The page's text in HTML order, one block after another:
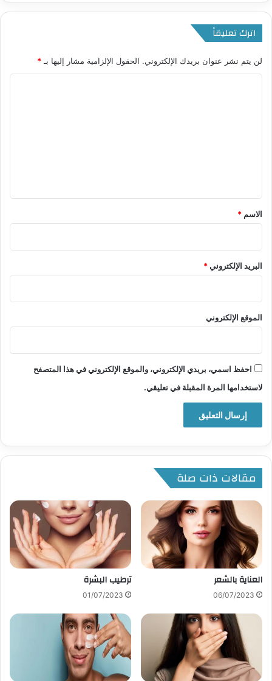
اترك تعليقاً
لن يتم نشر عنوان بريدك الإلكتروني. الحقول الإلزامية مشار إليها بـ *
*
الاسم *
البريد الإلكتروني*
الموقع الإلكتروني
احفظ اسمي، بريدي الإلكتروني، والموقع الإلكتروني في هذا المتصفح
لاستخدامها المرة المقبلة في تعليقي.
مقالات ذات صلة
العناية بالشعر
06/07/2023
ترطيب البشرة
01/07/2023